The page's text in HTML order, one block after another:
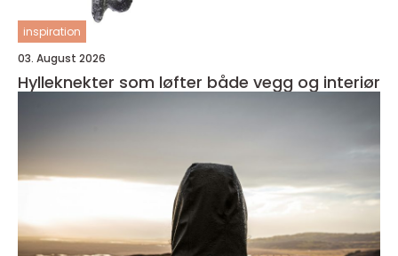
inspiration
03. August 2026
Hylleknekter som løfter både vegg og interiør